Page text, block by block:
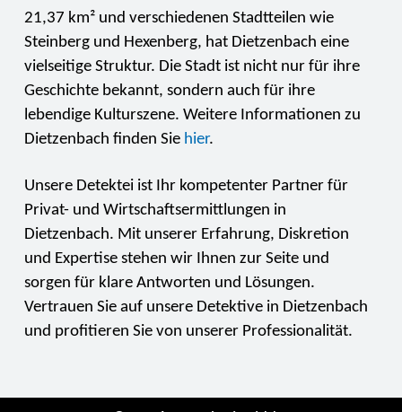
21,37 km² und verschiedenen Stadtteilen wie
Steinberg und Hexenberg, hat Dietzenbach eine
vielseitige Struktur. Die Stadt ist nicht nur für ihre
Geschichte bekannt, sondern auch für ihre
lebendige Kulturszene. Weitere Informationen zu
Dietzenbach finden Sie hier.
Unsere Detektei ist Ihr kompetenter Partner für
Privat- und Wirtschaftsermittlungen in
Dietzenbach. Mit unserer Erfahrung, Diskretion
und Expertise stehen wir Ihnen zur Seite und
sorgen für klare Antworten und Lösungen.
Vertrauen Sie auf unsere Detektive in Dietzenbach
und profitieren Sie von unserer Professionalität.